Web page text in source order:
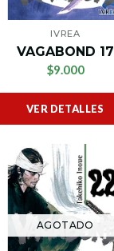
IVREA
VAGABOND 17
$9.000
VER DETALLES
AGOTADO